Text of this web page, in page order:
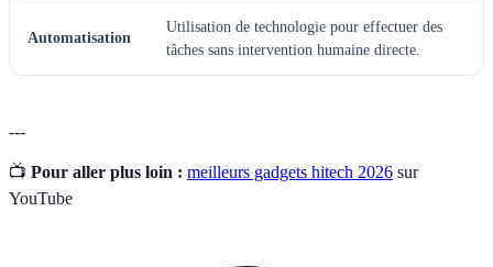
Automatisation
Utilisation de technologie pour effectuer des
tâches sans intervention humaine directe.
---
📺 Pour aller plus loin : meilleurs gadgets hitech 2026 sur
YouTube